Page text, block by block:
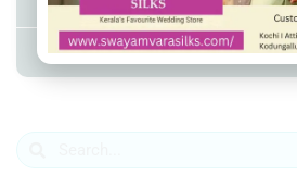
Admin YS July 30, 2025 8:52 pm